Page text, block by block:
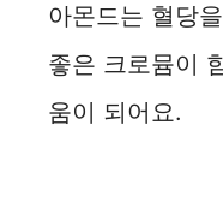
아몬드는 혈당
좋은 크로뮴이
움이 되어요.